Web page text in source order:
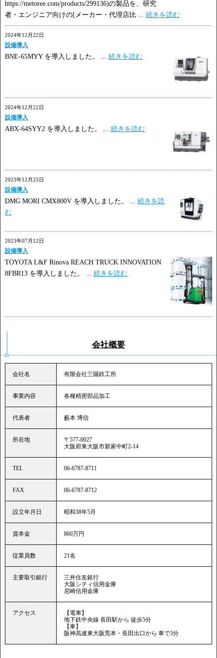
https://metoree.com/products/299136)の製品を、研究
者・エンジニア向けの[メーカー・代理店比 ... 続きを読む
2024年12月22日
設備導入
BNE-65MYY を導入しました。 ... 続きを読む
2024年12月22日
設備導入
ABX-64SYY2 を導入しました。 ... 続きを読む
2023年12月25日
設備導入
DMG MORI CMX800V を導入しました。 ... 続きを読
む
2023年07月12日
設備導入
TOYOTA L&F Rinova REACH TRUCK INNOVATION
8FBR13 を導入しました。 ... 続きを読む
会社概要
会社名 有限会社三陽鉄工所
事業内容 各種精密部品加工
代表者 藪本 博信
所在地
〒577-0027
大阪府東大阪市新家中町2-14
TEL 06-6787-8711
FAX 06-6787-8712
設立年月日 昭和38年5月
資本金 860万円
従業員数 21名
主要取引銀行
三井住友銀行
大阪シティ信用金庫
尼崎信用金庫
アクセス
【電車】
地下鉄中央線 長田駅から 徒歩5分
【車】
阪神高速東大阪荒本・長田出口から 車で3分